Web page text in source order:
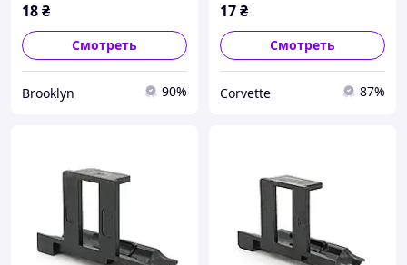
18₴
Смотреть
Brooklyn 90%
17₴
Смотреть
Corvette 87%